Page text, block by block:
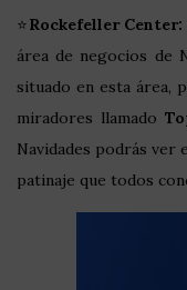
⭐Rockefeller Center:
área de negocios de
situado en esta área,
miradores llamado
Navidades podrás ver
patinaje que todos